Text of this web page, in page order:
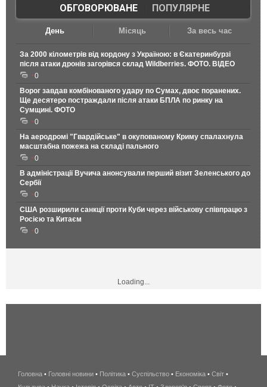
ОБГОВОРЮВАНЕ| ПОПУЛЯРНЕ
День Місяць За весь час
За 2000 кілометрів від кордону з Україною: в Єкатеринбурзі
після атаки дронів загорівся склад Wildberries. ФОТО. ВІДЕО
0
Ворог завдав комбінованого удару по Сумах, двоє поранених.
Ще десятеро постраждали після атаки БПЛА по ринку на
Сумщині. ФОТО
0
На аеродромі "Гвардійське" в окупованому Криму спалахнула
масштабна пожежа на складі пального
0
В адміністрації Вучича анонсували перший візит Зеленського до
Сербії
0
США розширили санкції проти Куби через військову співпрацю з
Росією та Китаєм
0
Loading...
беспроводной
Головна • Головні новини • Політика • Суспільство • Економіка • Світ •